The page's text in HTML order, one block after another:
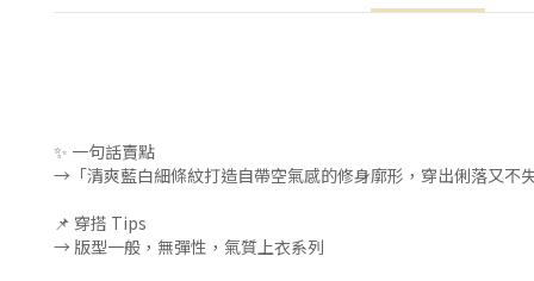
✨ 一句話賣點
→「清爽藍白細條紋打造自帶空氣感的修身廓形，穿出俐落又不
📌 穿搭 Tips
→ 版型一般，無彈性，氣質上衣系列